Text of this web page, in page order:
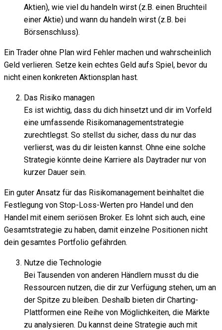
Aktien), wie viel du handeln wirst (z.B. einen Bruchteil
einer Aktie) und wann du handeln wirst (z.B. bei
Börsenschluss).
Ein Trader ohne Plan wird Fehler machen und wahrscheinlich
Geld verlieren. Setze kein echtes Geld aufs Spiel, bevor du
nicht einen konkreten Aktionsplan hast.
Das Risiko managen
Es ist wichtig, dass du dich hinsetzt und dir im Vorfeld
eine umfassende Risikomanagementstrategie
zurechtlegst. So stellst du sicher, dass du nur das
verlierst, was du dir leisten kannst. Ohne eine solche
Strategie könnte deine Karriere als Daytrader nur von
kurzer Dauer sein.
Ein guter Ansatz für das Risikomanagement beinhaltet die
Festlegung von Stop-Loss-Werten pro Handel und den
Handel mit einem seriösen Broker. Es lohnt sich auch, eine
Gesamtstrategie zu haben, damit einzelne Positionen nicht
dein gesamtes Portfolio gefährden.
Nutze die Technologie
Bei Tausenden von anderen Händlern musst du die
Ressourcen nutzen, die dir zur Verfügung stehen, um an
der Spitze zu bleiben. Deshalb bieten dir Charting-
Plattformen eine Reihe von Möglichkeiten, die Märkte
zu analysieren. Du kannst deine Strategie auch mit